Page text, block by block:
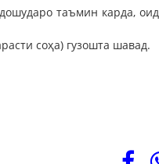
таъмин карда,
соҳа) гузошта шавад.